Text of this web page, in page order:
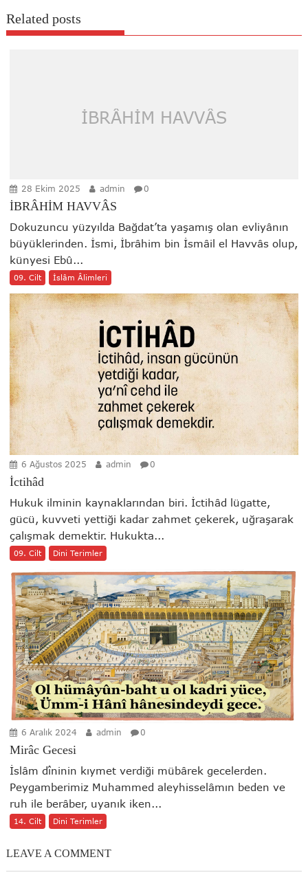
Related posts
İBRÂHİM HAVVÂS
28 Ekim 2025 admin 0
İBRÂHİM HAVVÂS
Dokuzuncu yüzyılda Bağdat’ta yaşamış olan evliyânın
büyüklerinden. İsmi, İbrâhim bin İsmâil el Havvâs olup,
künyesi Ebû...
09. Cilt İslâm Âlimleri
6 Ağustos 2025 admin 0
İctihâd
Hukuk ilminin kaynaklarından biri. İctihâd lügatte,
gücü, kuvveti yettiği kadar zahmet çekerek, uğraşarak
çalışmak demektir. Hukukta...
09. Cilt Dini Terimler
6 Aralık 2024 admin 0
Mirâc Gecesi
İslâm dîninin kıymet verdiği mübârek gecelerden.
Peygamberimiz Muhammed aleyhisselâmın beden ve
ruh ile berâber, uyanık iken...
14. Cilt Dini Terimler
LEAVE A COMMENT